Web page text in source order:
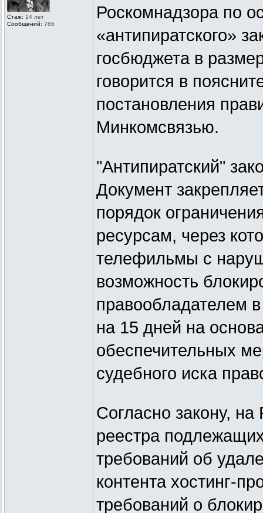
Стаж: 14 лет
Сообщений: 766
Роскомнадзора по
«антипиратского»
госбюджета в
говорится в
постановления
Минкомсвязью.
"Антипиратский"
Документ
порядок
ресурсам, через
телефильмы с
возможность
правообладателем
на 15 дней на
обеспечительных
судебного иска
Согласно закону, на
реестра
требований об
контента хостинг-
требований о